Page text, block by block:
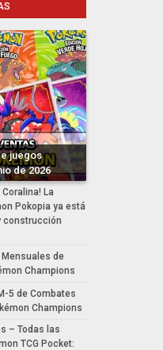
juegos
de 2026
La
Pokopia ya está
construcción
Mensuales de
Champions
5 de Combates
Champions
– Todas las
TCG Pocket: